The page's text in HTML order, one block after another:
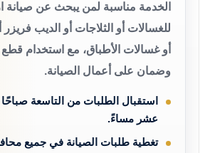
الخدمة مناسبة لمن يبحث عن صيانة
للغسالات أو الثلاجات أو الديب
أو غسالات الأطباق، مع استخدام قطع
وضمان على أعمال الصيانة.
استقبال الطلبات من التاسعة
عشر مساءً.
تغطية طلبات الصيانة في جميع